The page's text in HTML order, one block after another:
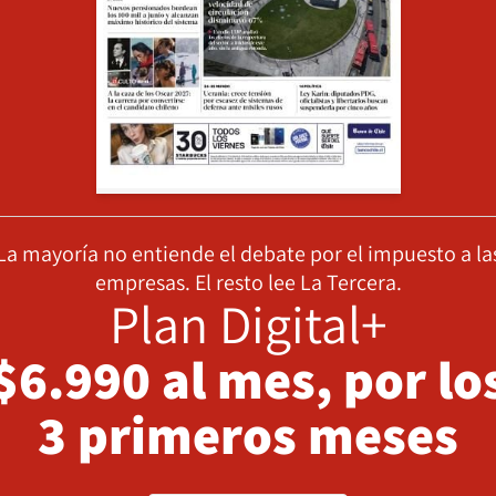
mayoría no entiende el debate por el impuesto a
empresas. El resto lee La Tercera.
Plan Digital+
al mes, por
3 primeros meses